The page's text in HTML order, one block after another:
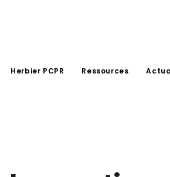
Herbier PCPR Ressources